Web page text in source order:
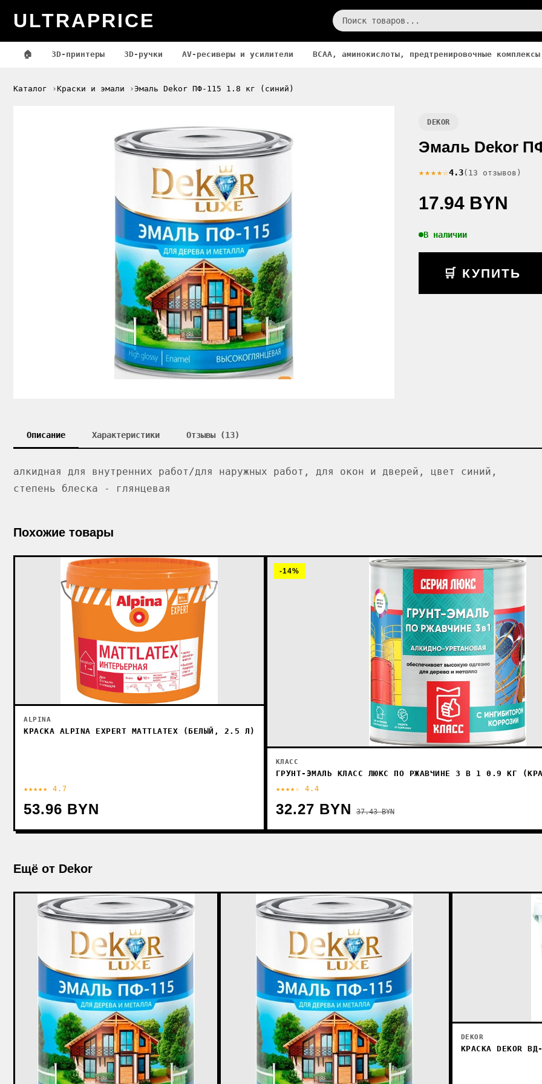
ULTRAPRICE
🏠 3D-принтеры 3D-ручки AV-ресиверы и усилители BCAA, аминокислоты, предтренировочные
Каталог Краски и эмали Эмаль Dekor ПФ-115 1.8 кг (синий)
DEKOR
Эмаль Dekor
★★★★☆4.3(13 отзывов)
17.94 BYN
В наличии
🛒 КУПИТЬ
Описание Характеристики Отзывы (13)
алкидная для внутренних работ/для наружных работ, для окон и дверей, цвет синий,
степень блеска - глянцевая
Похожие товары
ALPINA
КРАСКА ALPINA EXPERT MATTLATEX (БЕЛЫЙ, 2.5 Л)
★★★★★ 4.7
53.96 BYN
-14%
КЛАСС
ГРУНТ-ЭМАЛЬ КЛАСС ЛЮКС ПО РЖАВЧИНЕ 3 В 1 0.9 КГ
★★★★☆ 4.4
32.27 BYN 37.43 BYN
Ещё от Dekor
DEKOR
КРАСКА DEKOR